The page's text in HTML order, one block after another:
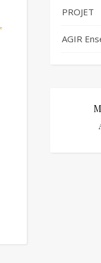
PROJET
AGIR